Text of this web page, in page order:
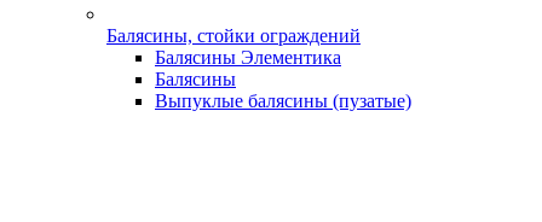
Балясины, стойки ограждений
Балясины Элементика
Балясины
Выпуклые балясины (пузатые)